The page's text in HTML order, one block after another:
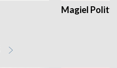
Magiel